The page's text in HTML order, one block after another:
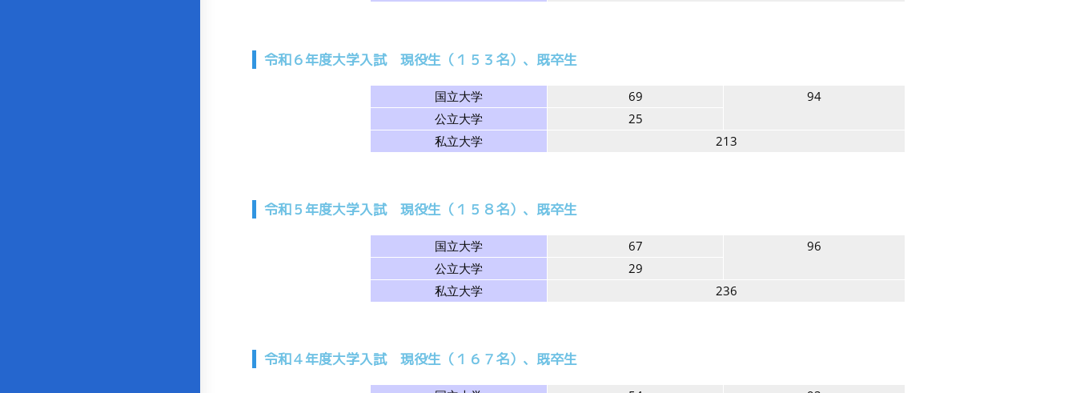
令和６年度大学入試 現役生（１５３名）、既卒生
国立大学 69
94
公立大学
25
私立大学
213
令和５年度大学入試 現役生（１５８名）、既卒生
国立大学 67
96
公立大学
29
私立大学
236
令和４年度大学入試 現役生（１６７名）、既卒生